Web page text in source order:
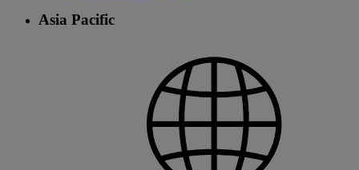
Asia Pacific